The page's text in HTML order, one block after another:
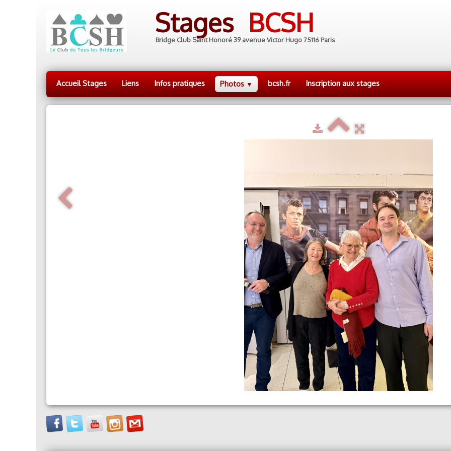
Stages BCSH
Bridge Club Saint Honoré 39 avenue Victor Hugo 75116 Paris
Accueil Stages Liens Infos pratiques Photos ▼ bcsh.fr Inscription aux stages